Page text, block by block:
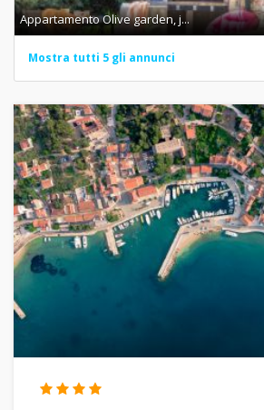
Appartamento Olive garden, j...
Mostra tutti 5 gli annunci